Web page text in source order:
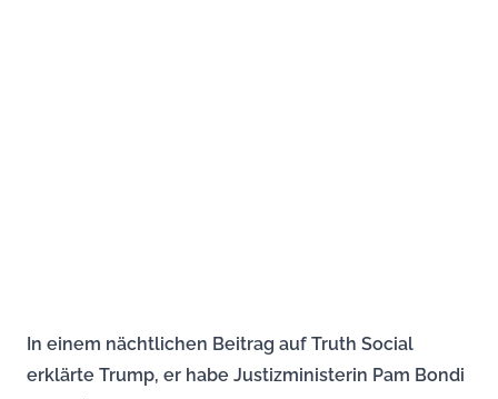
In einem nächtlichen Beitrag auf Truth Social
erklärte Trump, er habe Justizministerin Pam Bondi